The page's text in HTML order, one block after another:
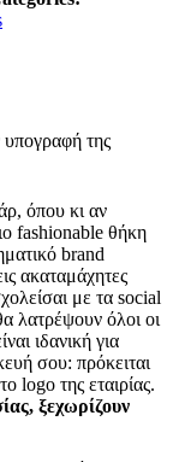
υπογραφή της
όπου κι αν
fashionable θήκη
brand
ακαταμάχητες
με τα social
λατρέψουν όλοι οι
ιδανική για
σου: πρόκειται
logo της εταιρίας.
ξεχωρίζουν